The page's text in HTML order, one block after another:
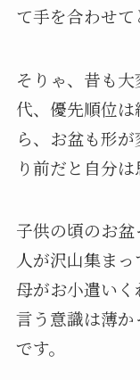
て手を合わせて
そりゃ、昔も
代、優先順位
ら、お盆も形
り前だと自分は
子供の頃のお
人が沢山集ま
母がお小遣い
言う意識は薄
です。